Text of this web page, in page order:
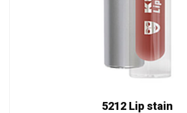
5212 Lip stain